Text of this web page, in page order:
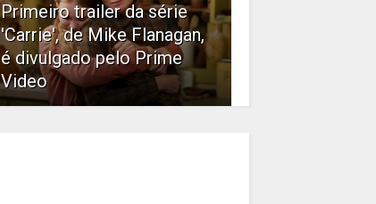
Primeiro trailer da série
'Carrie', de Mike Flanagan,
é divulgado pelo Prime
Video